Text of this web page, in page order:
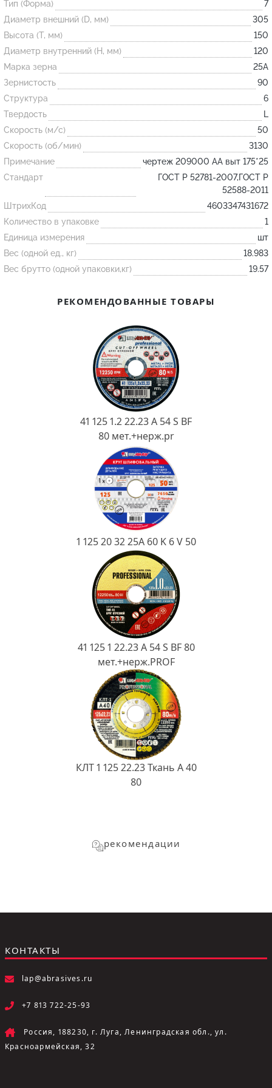
Огнеупорные
изделия
Скачать каталог
Тигель
Муфель
Черпак
Шербер
Трубка
Стержень
Пробка
Подставка
Лодочка
Контакт
Желоб
Тип (Форма)
7
Диаметр внешний (D, мм)
305
Высота (T, мм)
150
Диаметр внутренний (H, мм)
120
Марка зерна
25А
Зернистость
90
Структура
6
Твердость
L
Скорость (м/с)
50
Скорость (об/мин)
3130
Примечание
чертеж 209000 АА выт 175*25
Стандарт
ГОСТ Р 52781-2007,ГОСТ Р
52588-2011
ШтрихКод
4603347431672
Количество в упаковке
1
Единица измерения
шт
Вес (одной ед., кг)
18.983
Вес брутто (одной упаковки,кг)
19.57
РЕКОМЕНДОВАННЫЕ ТОВАРЫ
41 125 1.2 22.23 A 54 S BF
80 мет.+нерж.pr
1 125 20 32 25А 60 K 6 V 50
41 125 1 22.23 A 54 S BF 80
мет.+нерж.PROF
КЛТ 1 125 22.23 Ткань A 40
80
рекомендации
КОНТАКТЫ
lap@abrasives.ru
+7 813 722-25-93
Россия, 188230, г. Луга, Ленинградская обл., ул.
Красноармейская, 32